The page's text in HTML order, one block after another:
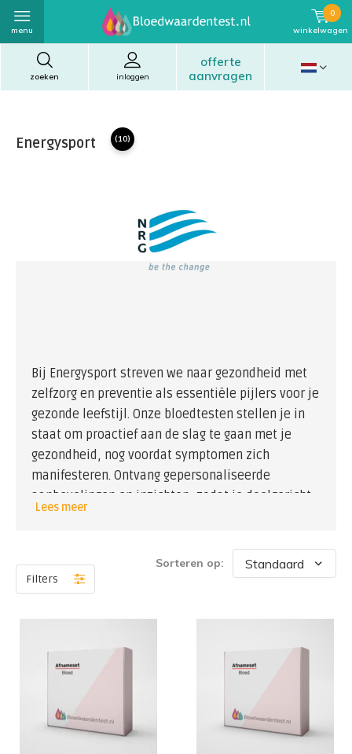
zoeken
offerte
aanvragen
inloggen
menu winkelwagen
0
Energysport (10)
Bij Energysport streven we naar gezondheid met
zelfzorg en preventie als essentiële pijlers voor je
gezonde leefstijl. Onze bloedtesten stellen je in
staat om proactief aan de slag te gaan met je
gezondheid, nog voordat symptomen zich
manifesteren. Ontvang gepersonaliseerde
aanbevelingen en inzichten, zodat je doelgericht
Investeer vandaag in je welzijn en ontdek de
kracht van preventieve gezondheidszorg met de
bloedtesten van Energysport. Maak gezonde
keuzes, neem controle over je gezondheid en
Geen verwijzing nodig van je huisarts. Via de mail
jou in de buurt, waarmee je zelf een afspraak
kunt maken.
Lees meer
Filters
Sorteren op: